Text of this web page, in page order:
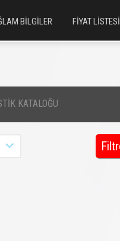
BİLGİLER FİYAT LİSTESİ
KATALOĞU